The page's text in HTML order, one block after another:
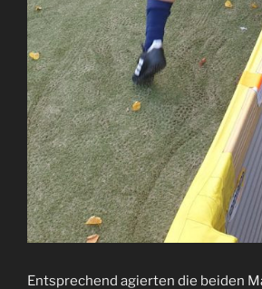
Entsprechend agierten die beiden